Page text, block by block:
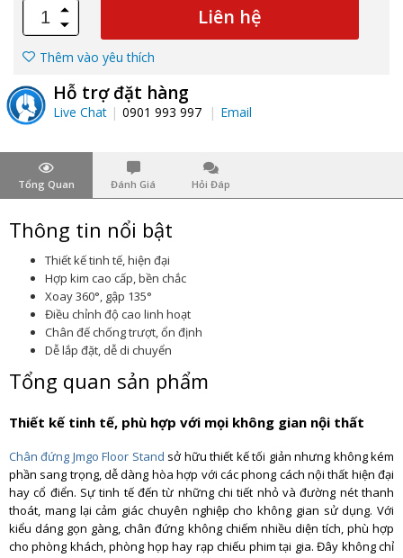
Liên hệ
Thêm vào yêu thích
Hỗ trợ đặt hàng
Live Chat 0901 993 997 Email
Tổng Quan Đánh Giá Hỏi Đáp
Thông tin nổi bật
Thiết kế tinh tế, hiện đại
Hợp kim cao cấp, bền chắc
Xoay 360°, gập 135°
Điều chỉnh độ cao linh hoạt
Chân đế chống trượt, ổn định
Dễ lắp đặt, dễ di chuyển
Tổng quan sản phẩm
Thiết kế tinh tế, phù hợp với mọi không gian nội thất
Chân đứng Jmgo Floor Stand sở hữu thiết kế tối giản nhưng không kém
phần sang trọng, dễ dàng hòa hợp với các phong cách nội thất hiện đại
hay cổ điển. Sự tinh tế đến từ những chi tiết nhỏ và đường nét thanh
thoát, mang lại cảm giác chuyên nghiệp cho không gian sử dụng. Với
kiểu dáng gọn gàng, chân đứng không chiếm nhiều diện tích, phù hợp
cho phòng khách, phòng họp hay rạp chiếu phim tại gia. Đây không chỉ